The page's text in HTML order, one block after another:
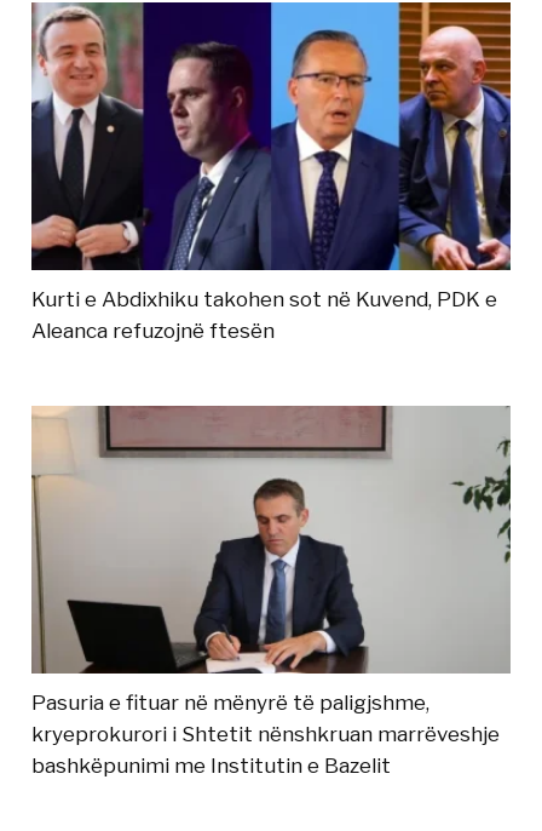
Kurti e Abdixhiku takohen sot në Kuvend, PDK e
Aleanca refuzojnë ftesën
Pasuria e fituar në mënyrë të paligjshme,
kryeprokurori i Shtetit nënshkruan marrëveshje
bashkëpunimi me Institutin e Bazelit